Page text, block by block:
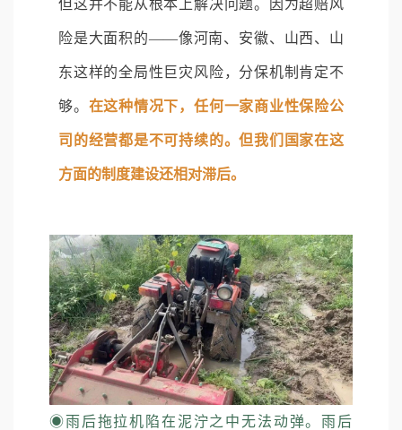
但这并不能从根本上解决问题。因为超赔风
险是大面积的——像河南、安徽、山西、山
东这样的全局性巨灾风险，分保机制肯定不
够。 在这种情况下，任何一家商业性保险公
司的经营都是不可持续的。但我们国家在这
方面的制度建设还相对滞后。
◉雨后拖拉机陷在泥泞之中无法动弹。雨后